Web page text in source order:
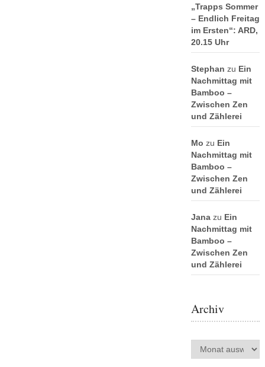
„Trapps Sommer
– Endlich Freitag
im Ersten“: ARD,
20.15 Uhr
Stephan zu Ein
Nachmittag mit
Bamboo –
Zwischen Zen
und Zählerei
Mo zu Ein
Nachmittag mit
Bamboo –
Zwischen Zen
und Zählerei
Janazu Ein
Nachmittag mit
Bamboo –
Zwischen Zen
und Zählerei
Archiv
Archiv